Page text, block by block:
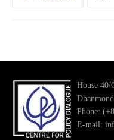
House 40/
Phone:
E-mail: